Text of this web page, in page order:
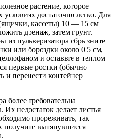
растение, которое
достаточно легко. Для
кассеты) 10 — 15 см
дренаж, затем грунт.
из пульверизатора сбрызните
или бороздки около 0,5 см,
и оставьте в тёплом
первые ростки (обычно
и перенести контейнер
более требовательна
недостаток делает листья
прореживать, так
получите вытянувшиеся